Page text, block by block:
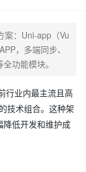
案：Uni-app（Vu
，多端同步、
功能模块。
行业内最主流且高
技术组合。这种架
降低开发和维护成